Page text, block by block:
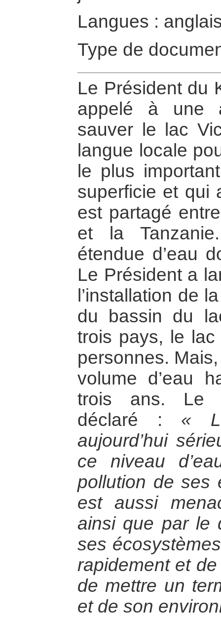
Langues :
Type de
Le Président du
appelé à une
sauver le lac
langue locale
le plus
superficie et qui
est partagé
et la
étendue d’eau
Le Président a
l’installation de
du bassin du
trois pays, le
personnes.
volume d’eau
trois ans. Le
déclaré : «
aujourd’hui
ce niveau
pollution de ses
est aussi
ainsi que par le
ses
rapidement et
de mettre un
et de son